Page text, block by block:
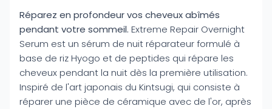
Réparez en profondeur vos cheveux abîmés
pendant votre sommeil. Extreme Repair Overnight
Serum est un sérum de nuit réparateur formulé à
base de riz Hyogo et de peptides qui répare les
cheveux pendant la nuit dès la première utilisation.
Inspiré de l'art japonais du Kintsugi, qui consiste à
réparer une pièce de céramique avec de l'or, après